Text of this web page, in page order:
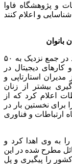
و پژوهشگاه فاوا
و اعلام کنند
بانوان
وزیر ارتباطات در بخش دیگری از سخنان خود در جمع نزدیک به ۵۰
دیجیتال در
استارتاپی و
بیشتر از زنان
اعلام کرد که از
برای نخستین بار در
ارتباطات و فناوری
به وی اهدا کرد و
مطرح شده در این
را پیگیری و پل